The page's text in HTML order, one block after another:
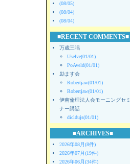
(08/05)
(08/04)
(08/04)
■RECENT COMMENTS■
万歳三唱
Uselve(01/01)
PoAveld(01/01)
励ます会
Robertjaw(01/01)
Robertjaw(01/01)
伊南倫理法人会モーニングセミ
ナー講話
dicldujs(01/01)
■ARCHIVES■
2026年08月(8件)
2026年07月(19件)
2026年06月(34件)